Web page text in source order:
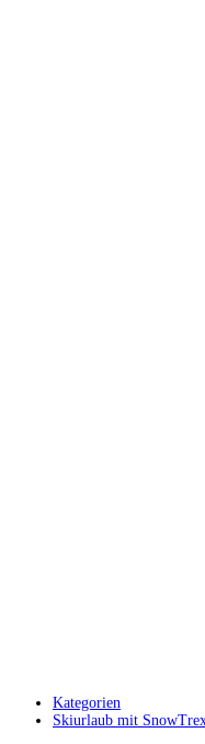
Kategorien
Skiurlaub mit